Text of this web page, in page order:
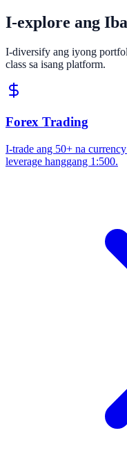
I-explore ang
I-diversify ang iyong
class sa isang platform.
Forex Trading
I-trade ang 50+ na
leverage hanggang 1:500.